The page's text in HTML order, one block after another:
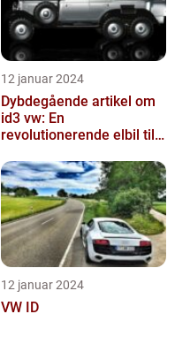
12 januar 2024
Dybdegående artikel om
id3 vw: En
revolutionerende elbil til
12 januar 2024
VW ID